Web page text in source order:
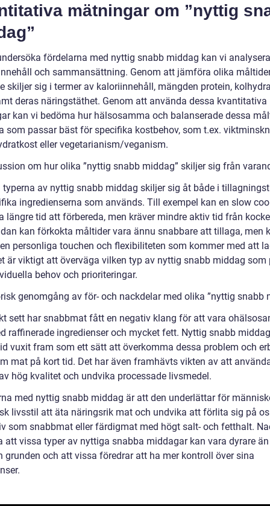
mätningar om ”nyttig
fördelarna med nyttig snabb middag kan vi
och sammansättning. Genom att jämföra olika
skiljer sig i termer av kaloriinnehåll, mängden protein,
deras näringstäthet. Genom att använda dessa kvantitativa
kan vi bedöma hur hälsosamma och balanserade dessa
som passar bäst för specifika kostbehov, som t.ex.
eller vegetarianism/veganism.
om hur olika ”nyttig snabb middag” skiljer sig från
typerna av nyttig snabb middag skiljer sig åt både i
ingredienserna som används. Till exempel kan en slow
längre tid att förbereda, men kräver mindre aktiv tid från
kan förkokta måltider vara ännu snabbare att tillaga, men
personliga touchen och flexibiliteten som kommer med att
är viktigt att överväga vilken typ av nyttig snabb middag som
behov och prioriteringar.
genomgång av för- och nackdelar med olika ”nyttig snabb
sett har snabbmat fått en negativ klang för att vara
raffinerade ingredienser och mycket fett. Nyttig snabb
vuxit fram som ett sätt att överkomma dessa problem och
mat på kort tid. Det har även framhävts vikten av att
hög kvalitet och undvika processade livsmedel.
med nyttig snabb middag är att den underlättar för
livsstil att äta näringsrik mat och undvika att förlita sig på
som snabbmat eller färdigmat med högt salt- och fetthalt.
att vissa typer av nyttiga snabba middagar kan vara dyrare
grunden och att vissa föredrar att ha mer kontroll över sina